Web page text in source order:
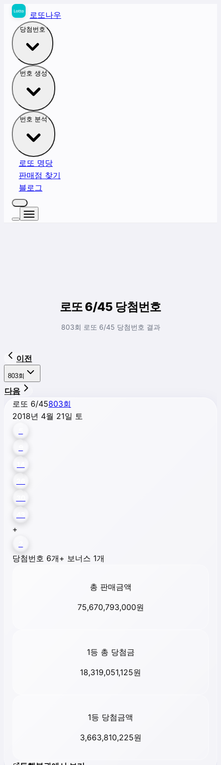
로또나우
당첨번호
번호 생성
번호 분석
로또 명당
판매점 찾기
블로그
로또 6/45 당첨번호
803회 로또 6/45 당첨번호 결과
이전
803회
다음
로또 6/45803회
2018년 4월 21일 토
+
당첨번호 6개+ 보너스 1개
총 판매금액
75,670,793,000원
1등 총 당첨금
18,319,051,125원
1등 당첨금액
3,663,810,225원